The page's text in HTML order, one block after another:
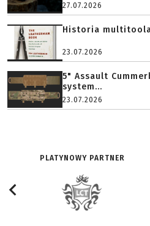
27.07.2026
Historia
23.07.2026
5" Assault
system...
23.07.2026
PLATYNOWY PARTNER